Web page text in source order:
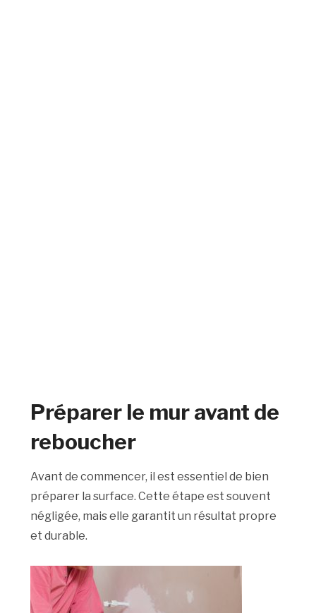
Préparer le mur avant de
reboucher
Avant de commencer, il est essentiel de bien
préparer la surface. Cette étape est souvent
négligée, mais elle garantit un résultat propre
et durable.